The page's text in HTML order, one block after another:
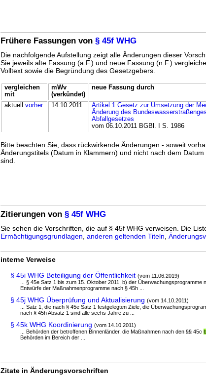
Frühere Fassungen von § 45f WHG
Die nachfolgende Aufstellung zeigt alle Änderungen dieser
Sie jeweils alte Fassung (a.F.) und neue Fassung (n.F.)
Volltext sowie die Begründung des Gesetzgebers.
vergleichen
mit
mWv
(verkündet)
neue Fassung durch
aktuell vorher 14.10.2011
Artikel 1 Gesetz zur Umsetzung der
Änderung des
Abfallgesetzes
vom 06.10.2011 BGBl. I S. 1986
Bitte beachten Sie, dass rückwirkende Änderungen - soweit
Änderungstitels (Datum in Klammern) und nicht nach dem
sind.
Zitierungen von § 45f WHG
Sie sehen die Vorschriften, die auf § 45f WHG verweisen. Die
Ermächtigungsgrundlagen anderen geltenden Titeln
interne Verweise
§ 45i WHG Beteiligung der Öffentlichkeit (vom 11.06.2019)
... § 45e Satz 1 bis zum 15. Oktober 2011, b) der Überwachungsprogramme
Entwürfe der Maßnahmenprogramme nach § 45h ...
§ 45j WHG Überprüfung und Aktualisierung (vom 14.10.2011)
... Satz 1, die nach § 45e Satz 1 festgelegten Ziele, die
nach § 45h Absatz 1 sind alle sechs Jahre zu ...
§ 45k WHG Koordinierung (vom 14.10.2011)
... Behörden der betroffenen Binnenländer, die Maßnahmen nach den §§ 45c
Behörden im Bereich der ...
Zitate in Änderungsvorschriften